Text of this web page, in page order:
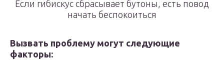
Если гибискус сбрасывает бутоны, есть повод
начать беспокоиться
Вызвать проблему могут следующие
факторы: